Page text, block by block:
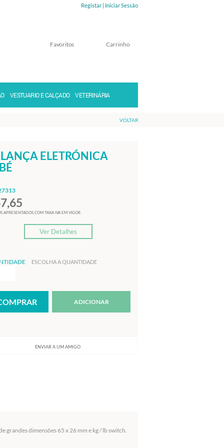
Registar | Iniciar Sessão
Carrinho
Favoritos
VESTUARIO E CALÇADO VETERINÁRIA
VOLTAR
ELETRÓNICA
APRESENTADOS COM TAXA IVA EM VIGOR
Ver Detalhes
ESCOLHA A QUANTIDADE
ADICIONAR
ENVIAR A UM AMIGO
grandes dimensões 65 x 26 mm e kg / lb switch.